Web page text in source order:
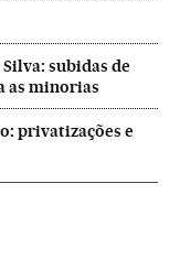
subidas de
as minorias
privatizações e